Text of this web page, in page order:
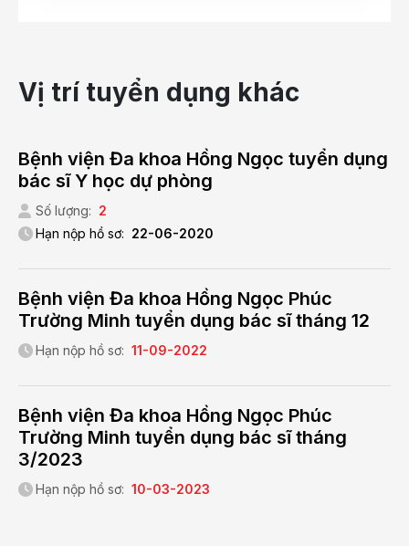
Vị trí tuyển dụng khác
Bệnh viện Đa khoa Hồng Ngọc tuyển dụng
bác sĩ Y học dự phòng
Số lượng: 2
Hạn nộp hồ sơ: 22-06-2020
Bệnh viện Đa khoa Hồng Ngọc Phúc
Trường Minh tuyển dụng bác sĩ tháng 12
Hạn nộp hồ sơ: 11-09-2022
Bệnh viện Đa khoa Hồng Ngọc Phúc
Trường Minh tuyển dụng bác sĩ tháng
3/2023
Hạn nộp hồ sơ: 10-03-2023